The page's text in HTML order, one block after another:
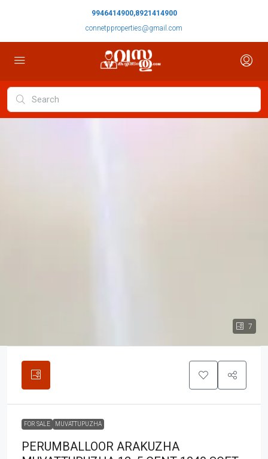
9946414900,8921414900
connetpproperties@gmail.com
7
FOR SALE MUVATTUPUZHA
PERUMBALLOOR ARAKUZHA